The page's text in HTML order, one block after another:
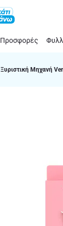
Προσφορές
Ξυριστική Μηχανή